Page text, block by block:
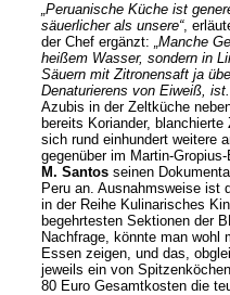
„Peruanische Küche ist
säuerlicher als unsere“,
der Chef ergänzt: „Manche
heißem Wasser, sondern in
Säuern mit Zitronensaft ja
Denaturierens von Eiweiß,
Azubis in der Zeltküche
bereits Koriander,
sich rund einhundert weitere
gegenüber im Martin-
M. Santosseinen
Peru an. Ausnahmsweise ist
in der Reihe Kulinarisches
begehrtesten Sektionen der
Nachfrage, könnte man wohl
Essen zeigen, und das,
jeweils ein von
80 Euro Gesamtkosten die